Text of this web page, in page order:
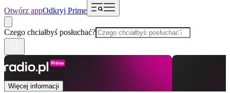
Otwórz appOdkryj Prime
Czego chciałbyś posłuchać?
Więcej informacji